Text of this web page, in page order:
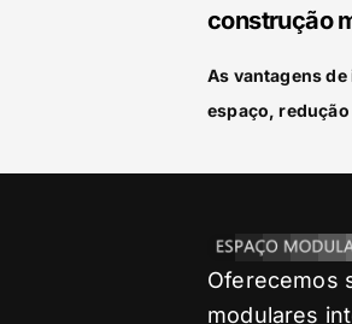
construção
As vantagens
espaço,
Oferecemos
modulares